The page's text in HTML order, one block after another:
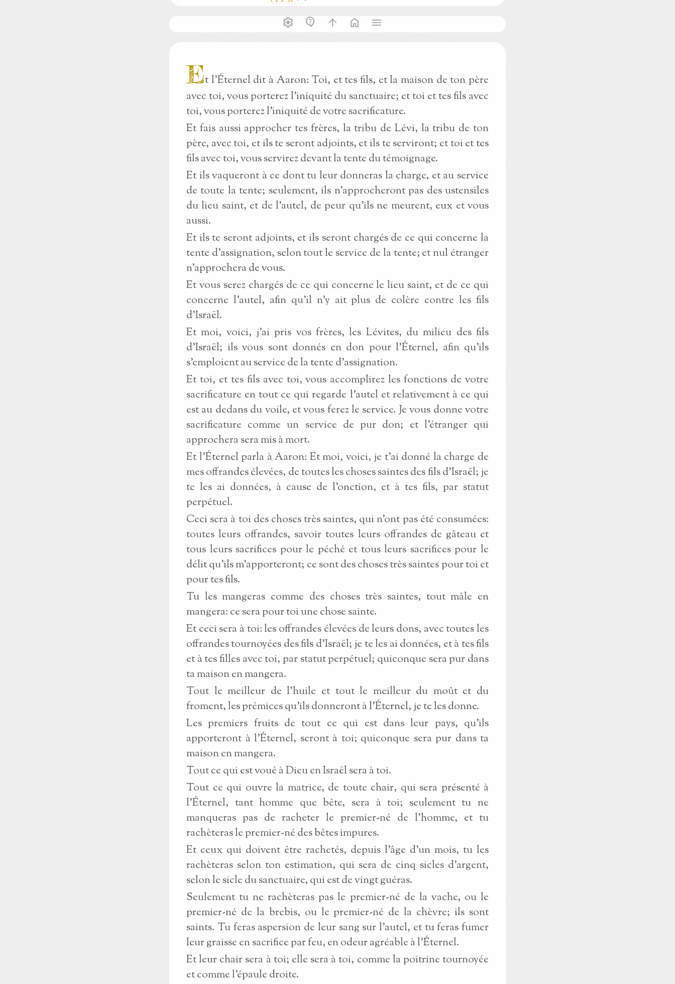
settings contact_support arrow_upward home menu
Et l’Éternel dit à Aaron: Toi, et tes fils, et la maison de ton père
avec toi, vous porterez l’iniquité du sanctuaire; et toi et tes fils avec
toi, vous porterez l’iniquité de votre sacrificature.
Et fais aussi approcher tes frères, la tribu de Lévi, la tribu de ton
père, avec toi, et ils te seront adjoints, et ils te serviront; et toi et tes
fils avec toi, vous servirez devant la tente du témoignage.
Et ils vaqueront à ce dont tu leur donneras la charge, et au service
de toute la tente; seulement, ils n’approcheront pas des ustensiles
du lieu saint, et de l’autel, de peur qu’ils ne meurent, eux et vous
aussi.
Et ils te seront adjoints, et ils seront chargés de ce qui concerne la
tente d’assignation, selon tout le service de la tente; et nul étranger
n’approchera de vous.
Et vous serez chargés de ce qui concerne le lieu saint, et de ce qui
concerne l’autel, afin qu’il n’y ait plus de colère contre les fils
d’Israël.
Et moi, voici, j’ai pris vos frères, les Lévites, du milieu des fils
d’Israël; ils vous sont donnés en don pour l’Éternel, afin qu’ils
s’emploient au service de la tente d’assignation.
Et toi, et tes fils avec toi, vous accomplirez les fonctions de votre
sacrificature en tout ce qui regarde l’autel et relativement à ce qui
est au dedans du voile, et vous ferez le service. Je vous donne votre
sacrificature comme un service de pur don; et l’étranger qui
approchera sera mis à mort.
Et l’Éternel parla à Aaron: Et moi, voici, je t’ai donné la charge de
mes offrandes élevées, de toutes les choses saintes des fils d’Israël; je
te les ai données, à cause de l’onction, et à tes fils, par statut
perpétuel.
Ceci sera à toi des choses très saintes, qui n’ont pas été consumées:
toutes leurs offrandes, savoir toutes leurs offrandes de gâteau et
tous leurs sacrifices pour le péché et tous leurs sacrifices pour le
délit qu’ils m’apporteront; ce sont des choses très saintes pour toi et
pour tes fils.
Tu les mangeras comme des choses très saintes, tout mâle en
mangera: ce sera pour toi une chose sainte.
Et ceci sera à toi: les offrandes élevées de leurs dons, avec toutes les
offrandes tournoyées des fils d’Israël; je te les ai données, et à tes fils
et à tes filles avec toi, par statut perpétuel; quiconque sera pur dans
ta maison en mangera.
Tout le meilleur de l’huile et tout le meilleur du moût et du
froment, les prémices qu’ils donneront à l’Éternel, je te les donne.
Les premiers fruits de tout ce qui est dans leur pays, qu’ils
apporteront à l’Éternel, seront à toi; quiconque sera pur dans ta
maison en mangera.
Tout ce qui est voué à Dieu en Israël sera à toi.
Tout ce qui ouvre la matrice, de toute chair, qui sera présenté à
l’Éternel, tant homme que bête, sera à toi; seulement tu ne
manqueras pas de racheter le premier-né de l’homme, et tu
rachèteras le premier-né des bêtes impures.
Et ceux qui doivent être rachetés, depuis l’âge d’un mois, tu les
rachèteras selon ton estimation, qui sera de cinq sicles d’argent,
selon le sicle du sanctuaire, qui est de vingt guéras.
Seulement tu ne rachèteras pas le premier-né de la vache, ou le
premier-né de la brebis, ou le premier-né de la chèvre; ils sont
saints. Tu feras aspersion de leur sang sur l’autel, et tu feras fumer
leur graisse en sacrifice par feu, en odeur agréable à l’Éternel.
Et leur chair sera à toi; elle sera à toi, comme la poitrine tournoyée
et comme l’épaule droite.